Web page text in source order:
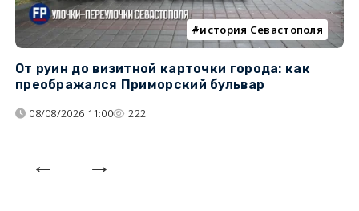
история Севастополя
От руин до визитной карточки города: как
преображался Приморский бульвар
08/08/2026 11:00 222